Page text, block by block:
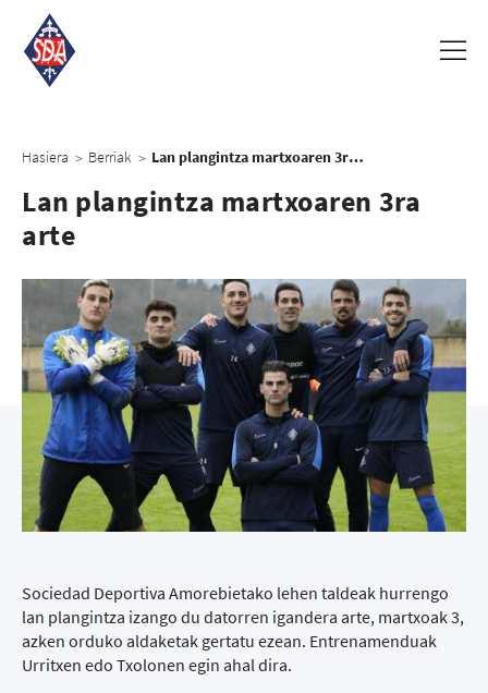
Hasiera > Berriak > Lan plangintza martxoaren 3ra arte
Lan plangintza martxoaren 3ra
arte
Sociedad Deportiva Amorebietako lehen taldeak hurrengo
lan plangintza izango du datorren igandera arte, martxoak 3,
azken orduko aldaketak gertatu ezean. Entrenamenduak
Urritxen edo Txolonen egin ahal dira.